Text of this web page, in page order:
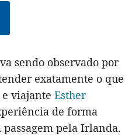
sendo observado por
exatamente o que
viajante Esther
de forma
pela Irlanda.